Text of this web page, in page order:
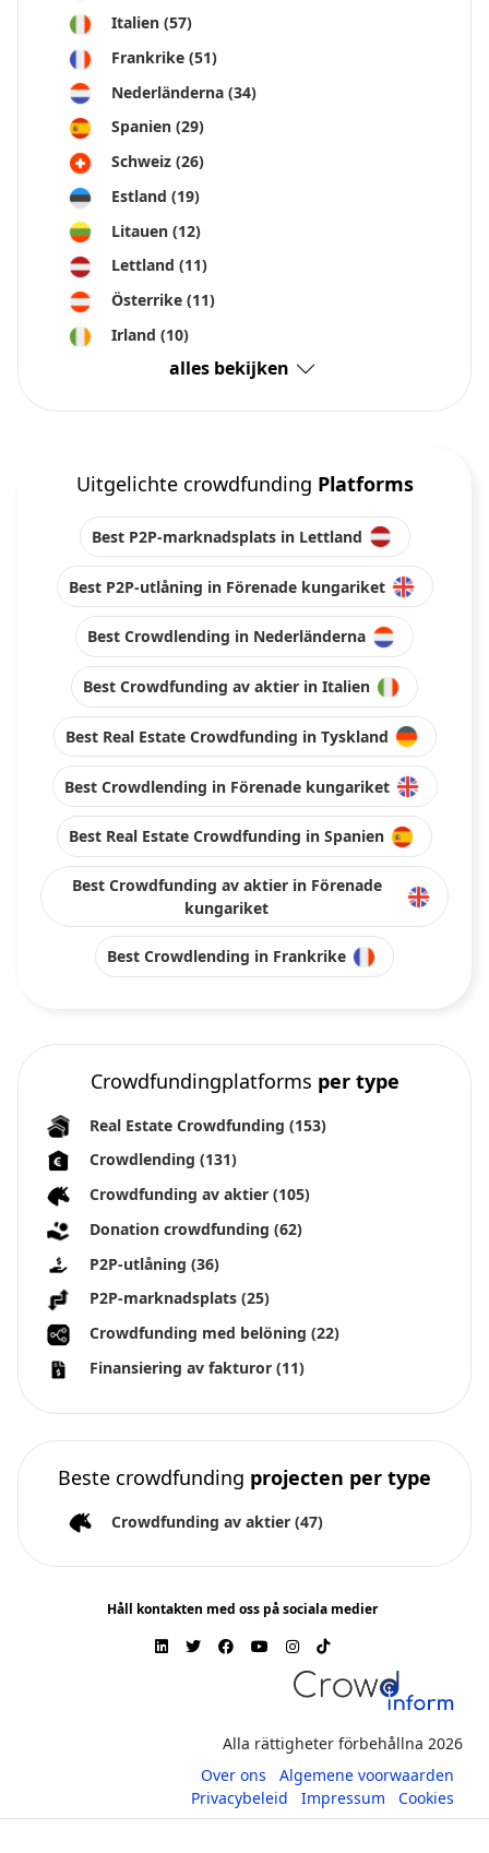
Italien (57)
Frankrike (51)
Nederländerna (34)
Spanien (29)
Schweiz (26)
Estland (19)
Litauen (12)
Lettland (11)
Österrike (11)
Irland (10)
alles bekijken
Uitgelichte crowdfunding Platforms
Best P2P-marknadsplats in Lettland
Best P2P-utlåning in Förenade kungariket
Best Crowdlending in Nederländerna
Best Crowdfunding av aktier in Italien
Best Real Estate Crowdfunding in Tyskland
Best Crowdlending in Förenade kungariket
Best Real Estate Crowdfunding in Spanien
Best Crowdfunding av aktier in Förenade
kungariket
Best Crowdlending in Frankrike
Crowdfundingplatforms per type
Real Estate Crowdfunding (153)
Crowdlending (131)
Crowdfunding av aktier (105)
Donation crowdfunding (62)
P2P-utlåning (36)
P2P-marknadsplats (25)
Crowdfunding med belöning (22)
Finansiering av fakturor (11)
Beste crowdfunding projecten per type
Crowdfunding av aktier (47)
Håll kontakten med oss på sociala medier
Alla rättigheter förbehållna 2026
Over ons
Algemene voorwaarden
Privacybeleid
Impressum Cookies